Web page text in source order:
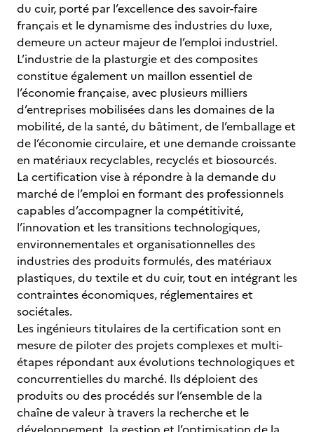
du cuir, porté par l’excellence des savoir-faire
français et le dynamisme des industries du luxe,
demeure un acteur majeur de l’emploi industriel.
L’industrie de la plasturgie et des composites
constitue également un maillon essentiel de
l’économie française, avec plusieurs milliers
d’entreprises mobilisées dans les domaines de la
mobilité, de la santé, du bâtiment, de l’emballage et
de l’économie circulaire, et une demande croissante
en matériaux recyclables, recyclés et biosourcés.
La certification vise à répondre à la demande du
marché de l’emploi en formant des professionnels
capables d’accompagner la compétitivité,
l’innovation et les transitions technologiques,
environnementales et organisationnelles des
industries des produits formulés, des matériaux
plastiques, du textile et du cuir, tout en intégrant les
contraintes économiques, réglementaires et
sociétales.
Les ingénieurs titulaires de la certification sont en
mesure de piloter des projets complexes et multi-
étapes répondant aux évolutions technologiques et
concurrentielles du marché. Ils déploient des
produits ou des procédés sur l’ensemble de la
chaîne de valeur à travers la recherche et le